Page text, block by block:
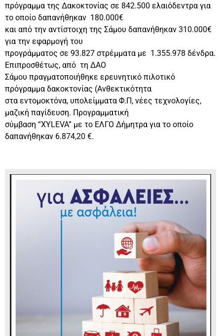
πρόγραμμα της Δακοκτονίας σε 842.500 ελαιόδεντρα για
το οποίο δαπανήθηκαν 180.000€
και από την αντίστοιχη της Σάμου δαπανήθηκαν 310.000€
για την εφαρμογή του
προγράμματος σε 93.827 στρέμματα με 1.355.978 δένδρα.
Επιπροσθέτως, από τη ΔΑΟ
Σάμου πραγματοποιήθηκε ερευνητικό πιλοτικό
πρόγραμμα δακοκτονίας (Ανθεκτικότητα
στα εντομοκτόνα, υπολείμματα Φ.Π, νέες τεχνολογίες,
μαζική παγίδευση. Προγραμματική
σύμβαση “XYLEVA” με το ΕΛΓΟ Δήμητρα για το οποίο
δαπανήθηκαν 6.874,20 €.